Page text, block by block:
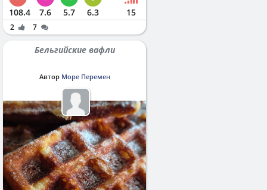
108.4 7.6 5.7 6.3 15
2 7
Бельгийские вафли
Автор Море Перемен